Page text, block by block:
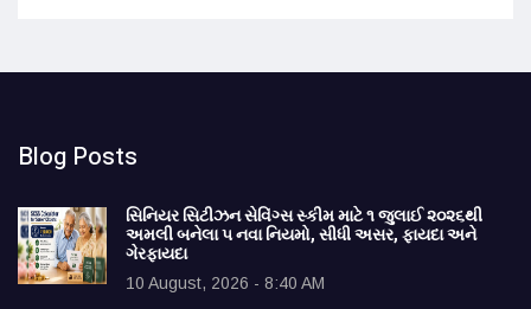
Blog Posts
સિનિયર સિટીઝન સેવિંગ્સ સ્કીમ માટે ૧ જુલાઈ ૨૦૨૬થી
અમલી બનેલા ૫ નવા નિયમો, સીધી અસર, ફાયદા અને
ગેરફાયદા
10 August, 2026 - 8:40 AM